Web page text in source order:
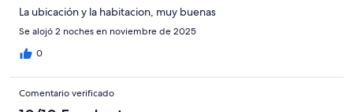
La ubicación y la habitacion, muy buenas
Se alojó 2 noches en noviembre de 2025
0
Comentario verificado